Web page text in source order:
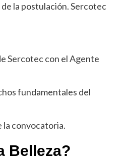
la postulación. Sercotec
Sercotec con el Agente
fundamentales del
la convocatoria.
Belleza?